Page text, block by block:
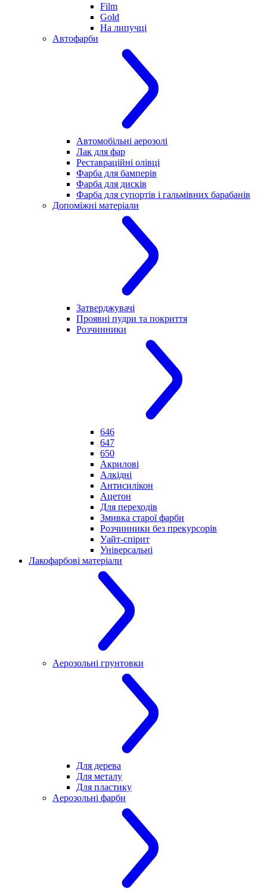
Film
Gold
На липучці
Автофарби
Автомобільні аерозолі
Лак для фар
Реставраційні олівці
Фарба для бамперів
Фарба для дисків
Фарба для супортів і гальмівних барабанів
Допоміжні матеріали
Затверджувачі
Проявні пудри та покриття
Розчинники
646
647
650
Акрилові
Алкідні
Антисилікон
Ацетон
Для переходів
Змивка старої фарби
Розчинники без прекурсорів
Уайт-спірит
Універсальні
Лакофарбові матеріали
Аерозольні грунтовки
Для дерева
Для металу
Для пластику
Аерозольні фарби